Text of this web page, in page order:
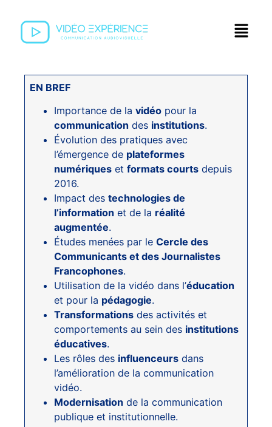
EN BREF
Importance de lavidéo pour la
communication des institutions.
Évolution des pratiques avec
l’émergence de plateformes
numériques etformats courts depuis
2016.
Impact destechnologies de
l’information et de la réalité
augmentée.
Études menées par leCercle des
Communicants et des Journalistes
Francophones.
Utilisation de la vidéo dans l’éducation
et pour la pédagogie.
Transformations des activités et
comportements au sein des institutions
éducatives.
Les rôles des influenceurs dans
l’amélioration de la communication
vidéo.
Modernisation de la communication
publique et institutionnelle.